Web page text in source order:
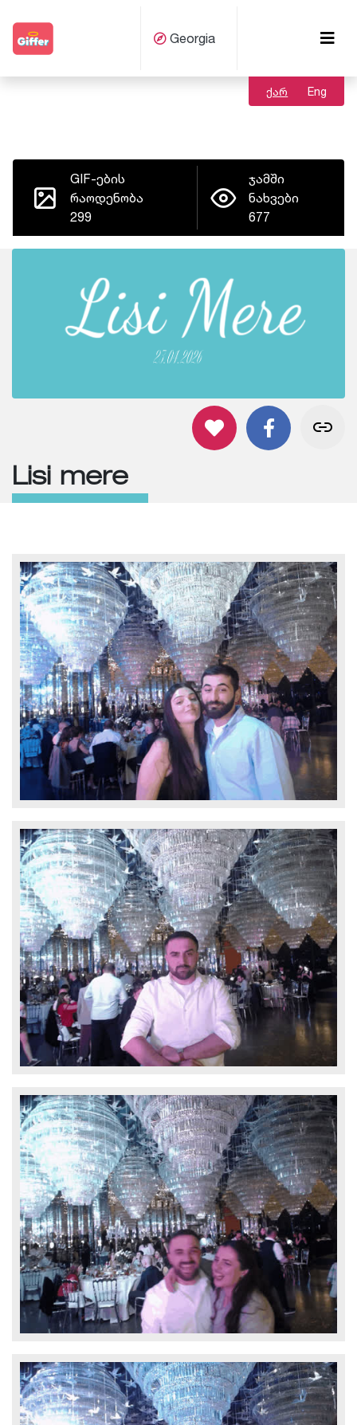
Georgia
ქარ Eng
GIF-ების
რაოდენობა
299
ჯამში
ნახვები
677
Lisi mere